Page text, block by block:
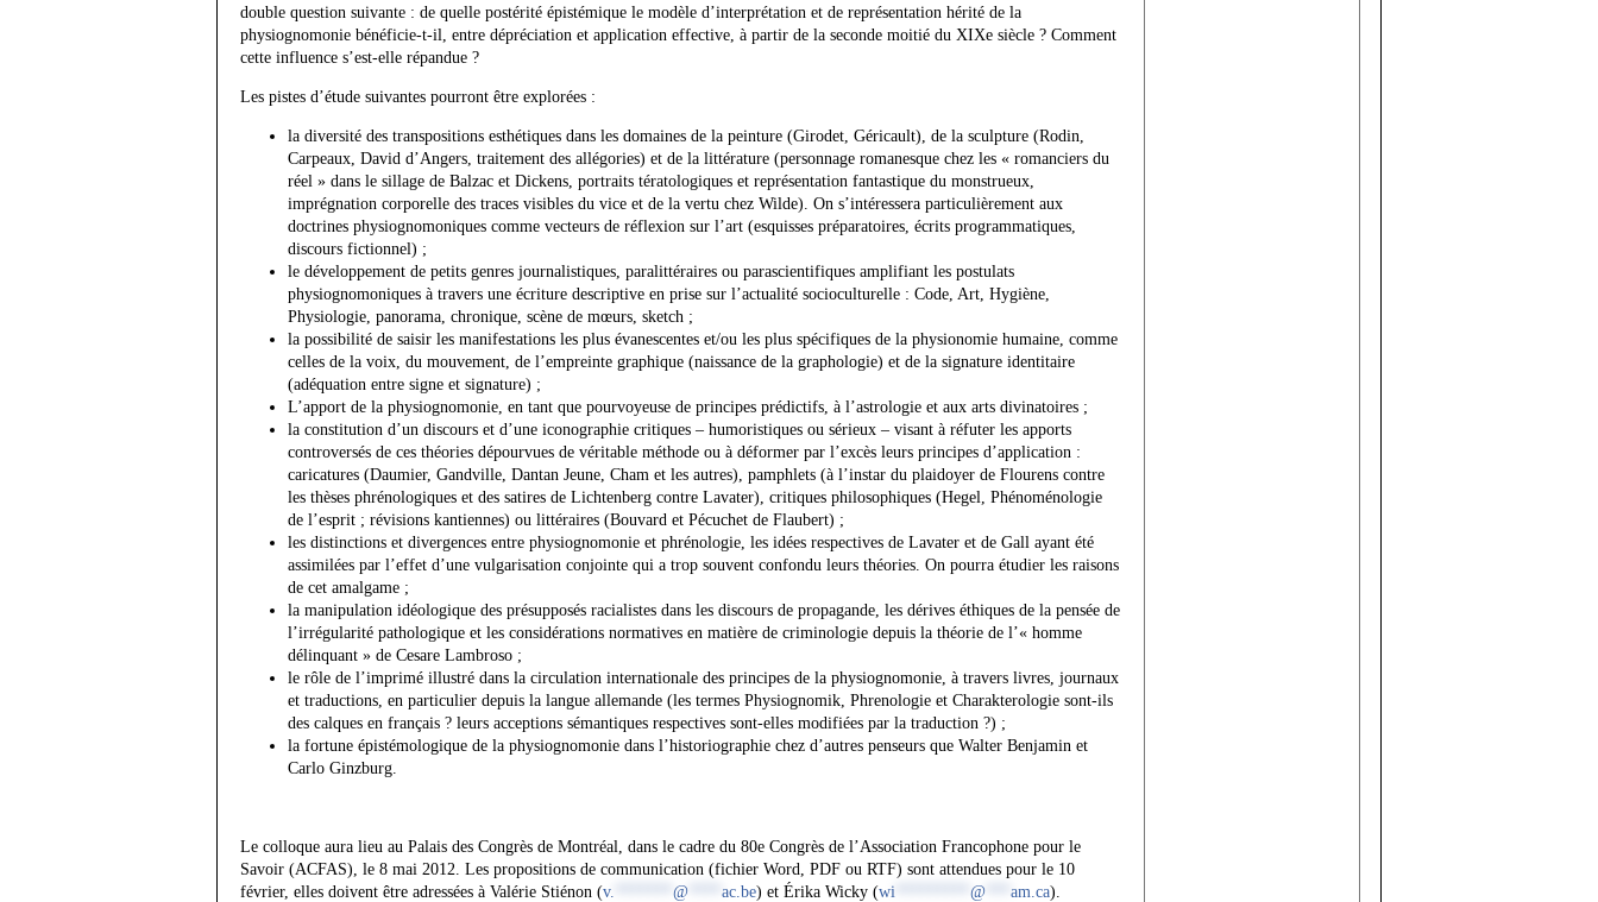
double question suivante : de quelle postérité épistémique le modèle d’interprétation et de représentation hérité de la
physiognomonie bénéficie-t-il, entre dépréciation et application effective, à partir de la seconde moitié du XIXe siècle ? Comment
cette influence s’est-elle répandue ?
Les pistes d’étude suivantes pourront être explorées :
la diversité des transpositions esthétiques dans les domaines de la peinture (Girodet, Géricault), de la sculpture (Rodin,
Carpeaux, David d’Angers, traitement des allégories) et de la littérature (personnage romanesque chez les « romanciers du
réel » dans le sillage de Balzac et Dickens, portraits tératologiques et représentation fantastique du monstrueux,
imprégnation corporelle des traces visibles du vice et de la vertu chez Wilde). On s’intéressera particulièrement aux
doctrines physiognomoniques comme vecteurs de réflexion sur l’art (esquisses préparatoires, écrits programmatiques,
discours fictionnel) ;
le développement de petits genres journalistiques, paralittéraires ou parascientifiques amplifiant les postulats
physiognomoniques à travers une écriture descriptive en prise sur l’actualité socioculturelle : Code, Art, Hygiène,
Physiologie, panorama, chronique, scène de mœurs, sketch ;
la possibilité de saisir les manifestations les plus évanescentes et/ou les plus spécifiques de la physionomie humaine, comme
celles de la voix, du mouvement, de l’empreinte graphique (naissance de la graphologie) et de la signature identitaire
(adéquation entre signe et signature) ;
L’apport de la physiognomonie, en tant que pourvoyeuse de principes prédictifs, à l’astrologie et aux arts divinatoires ;
la constitution d’un discours et d’une iconographie critiques – humoristiques ou sérieux – visant à réfuter les apports
controversés de ces théories dépourvues de véritable méthode ou à déformer par l’excès leurs principes d’application :
caricatures (Daumier, Gandville, Dantan Jeune, Cham et les autres), pamphlets (à l’instar du plaidoyer de Flourens contre
les thèses phrénologiques et des satires de Lichtenberg contre Lavater), critiques philosophiques (Hegel, Phénoménologie
de l’esprit ; révisions kantiennes) ou littéraires (Bouvard et Pécuchet de Flaubert) ;
les distinctions et divergences entre physiognomonie et phrénologie, les idées respectives de Lavater et de Gall ayant été
assimilées par l’effet d’une vulgarisation conjointe qui a trop souvent confondu leurs théories. On pourra étudier les raisons
de cet amalgame ;
la manipulation idéologique des présupposés racialistes dans les discours de propagande, les dérives éthiques de la pensée de
l’irrégularité pathologique et les considérations normatives en matière de criminologie depuis la théorie de l’« homme
délinquant » de Cesare Lambroso ;
le rôle de l’imprimé illustré dans la circulation internationale des principes de la physiognomonie, à travers livres, journaux
et traductions, en particulier depuis la langue allemande (les termes Physiognomik, Phrenologie et Charakterologie sont-ils
des calques en français ? leurs acceptions sémantiques respectives sont-elles modifiées par la traduction ?) ;
la fortune épistémologique de la physiognomonie dans l’historiographie chez d’autres penseurs que Walter Benjamin et
Carlo Ginzburg.
Le colloque aura lieu au Palais des Congrès de Montréal, dans le cadre du 80e Congrès de l’Association Francophone pour le
Savoir (ACFAS), le 8 mai 2012. Les propositions de communication (fichier Word, PDF ou RTF) sont attendues pour le 10
février, elles doivent être adressées à Valérie Stiénon (v. @ ac.be) et Érika Wicky (wi @ am.ca).